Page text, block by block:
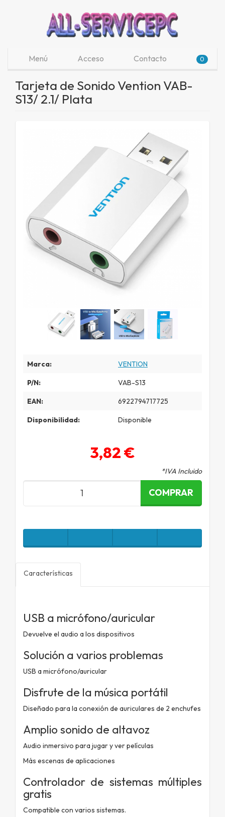
Menú Acceso Contacto 0
Tarjeta de Sonido Vention VAB-
S13/ 2.1/ Plata
Marca: VENTION
P/N: VAB-S13
EAN: 6922794717725
Disponibilidad: Disponible
3,82 €
*IVA Incluido
COMPRAR
Características
USB a micrófono/auricular
Devuelve el audio a los dispositivos
Solución a varios problemas
USB a micrófono/auricular
Disfrute de la música portátil
Diseñado para la conexión de auriculares de 2 enchufes
Amplio sonido de altavoz
Audio inmersivo para jugar y ver películas
Más escenas de aplicaciones
Controlador de sistemas múltiples
gratis
Compatible con varios sistemas.